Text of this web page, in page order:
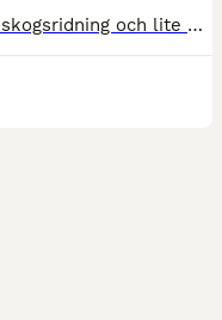
Någon som söker en bästa vän för skogsridning och lite dressyr. Kan ridas av alla , pigg och glad. Snäll i all hantering, har lite bråttom när han leds Kan vara ute och inne själv. Ingen känd skade